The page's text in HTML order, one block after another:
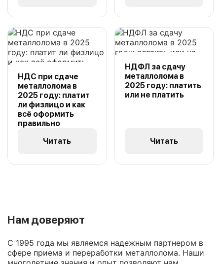
НДС при сдаче
металлолома в
2025 году: платит
ли физлицо и как
всё оформить
правильно
Читать
НДФЛ за сдачу
металлолома в
2025 году: платить
или не платить
Читать
Нам доверяют
С 1995 года мы являемся надежным партнером в
сфере приема и переработки металлолома. Наши